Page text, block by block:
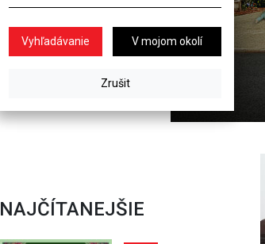
V mojom okolí
NAJČÍTANEJŠIE